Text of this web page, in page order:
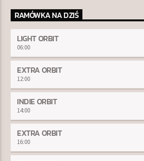
RAMÓWKA NA DZIŚ
LIGHT ORBIT
06:00
EXTRA ORBIT
12:00
INDIE ORBIT
14:00
EXTRA ORBIT
16:00